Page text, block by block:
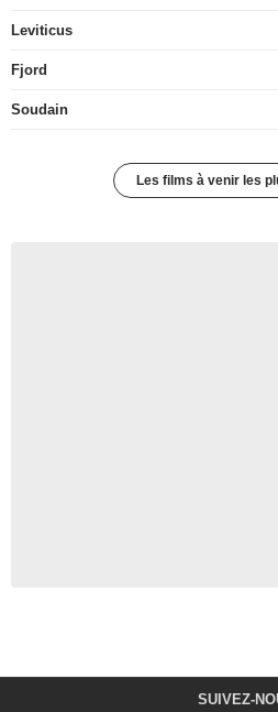
Leviticus
Fjord
Soudain
Les films à venir les
SUIVEZ-